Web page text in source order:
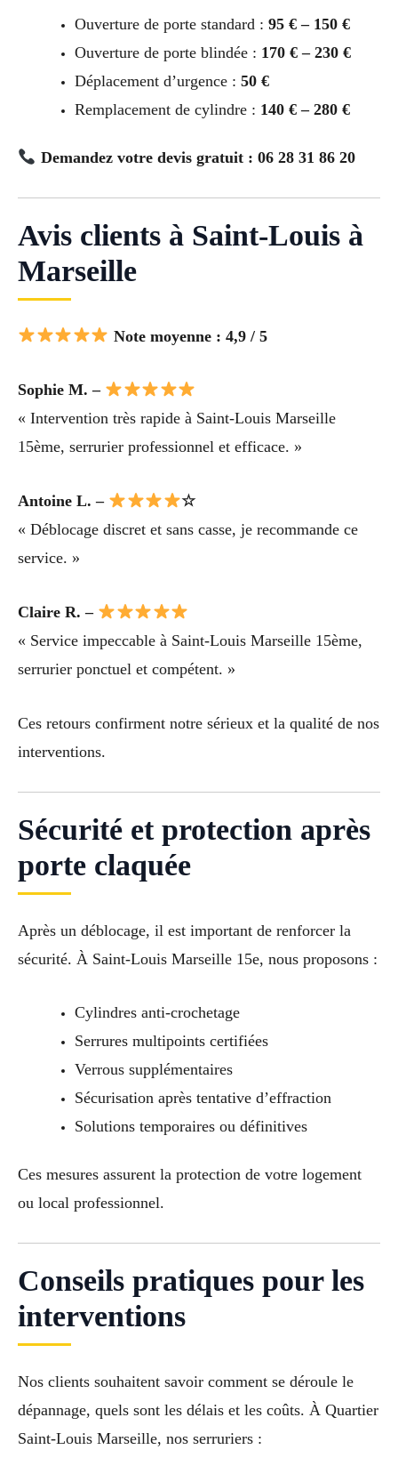
Ouverture de porte standard : 95 € – 150 €
Ouverture de porte blindée : 170 € – 230 €
Déplacement d’urgence : 50 €
Remplacement de cylindre : 140 € – 280 €
Demandez votre devis gratuit : 06 28 31 86 20
Avis clients à Saint-Louis à
Marseille
Note moyenne : 4,9 / 5
Sophie M. –
« Intervention très rapide à Saint-Louis Marseille
15ème, serrurier professionnel et efficace. »
Antoine L. –
☆
« Déblocage discret et sans casse, je recommande ce
service. »
Claire R. –
« Service impeccable à Saint-Louis Marseille 15ème,
serrurier ponctuel et compétent. »
Ces retours confirment notre sérieux et la qualité de nos
interventions.
Sécurité et protection après
porte claquée
Après un déblocage, il est important de renforcer la
sécurité. À Saint-Louis Marseille 15e, nous proposons :
Cylindres anti-crochetage
Serrures multipoints certifiées
Verrous supplémentaires
Sécurisation après tentative d’effraction
Solutions temporaires ou définitives
Ces mesures assurent la protection de votre logement
ou local professionnel.
Conseils pratiques pour les
interventions
Nos clients souhaitent savoir comment se déroule le
dépannage, quels sont les délais et les coûts. À Quartier
Saint-Louis Marseille, nos serruriers :